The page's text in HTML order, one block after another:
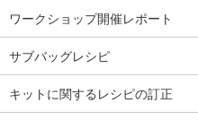
ワークショップ開催レポート
サブバッグレシピ
キットに関するレシピの訂正